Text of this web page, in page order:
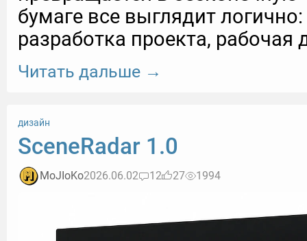
бумаге все выглядит
разработка проекта, рабочая
Читать дальше →
дизайн
SceneRadar 1.0
MoJIoKo2026.06.02 12 27 1994